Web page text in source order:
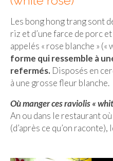
Les bong hong trang sont
riz et d’une farce de porc
appelés « rose blanche » («
forme qui ressemble à
refermés. Disposés en
à une grosse fleur blanche.
Où manger ces raviolis «
An ou dans le restaurant
(d’après ce qu’on